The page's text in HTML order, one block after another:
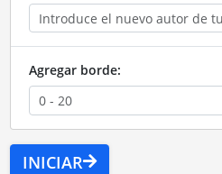
Agregar borde:
INICIAR